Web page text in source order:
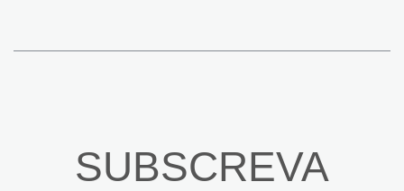
SUBSCREVA